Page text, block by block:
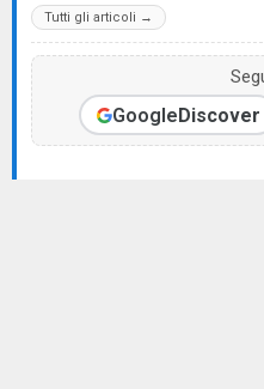
Tutti gli articoli →
GoogleDiscover